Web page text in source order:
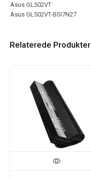
Asus GL502VT
Asus GL502VT-BSI7N27
Relaterede Produkter